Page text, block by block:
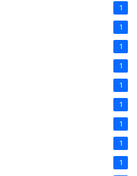
1
1
1
1
1
1
1
1
1